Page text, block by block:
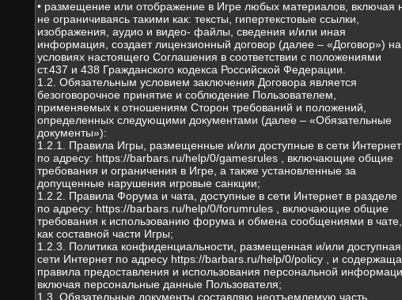
• размещение или отображение в Игре любых материалов, включая
не ограничиваясь такими как: тексты, гипертекстовые ссылки,
изображения, аудио и видео- файлы, сведения и/или иная
информация, создает лицензионный договор (далее – «Договор») на
условиях настоящего Соглашения в соответствии с положениями
ст.437 и 438 Гражданского кодекса Российской Федерации.
1.2. Обязательным условием заключения Договора является
безоговорочное принятие и соблюдение Пользователем,
применяемых к отношениям Сторон требований и положений,
определенных следующими документами (далее – «Обязательные
документы»):
1.2.1. Правила Игры, размещенные и/или доступные в сети Интернет
по адресу: https://barbars.ru/help/0/gamesrules , включающие общие
требования и ограничения в Игре, а также установленные за
допущенные нарушения игровые санкции;
1.2.2. Правила Форума и чата, доступные в сети Интернет в разделе
по адресу: https://barbars.ru/help/0/forumrules , включающие общие
требования к использованию форума и обмена сообщениями в чате,
как составной части Игры;
1.2.3. Политика конфиденциальности, размещенная и/или
сети Интернет по адресу https://barbars.ru/help/0/policy , и
правила предоставления и использования персональной
включая персональные данные Пользователя;
1.3. Обязательные документы составляю неотъемлемую часть